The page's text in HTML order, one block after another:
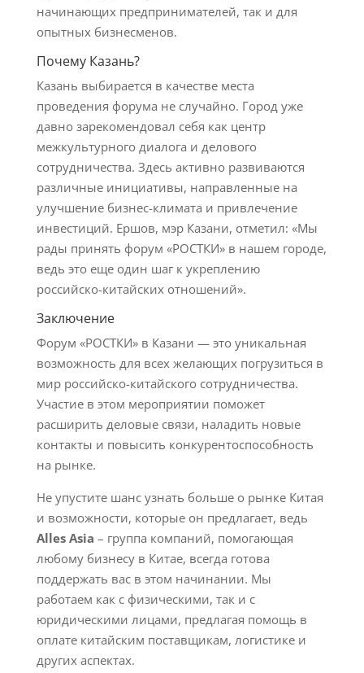
начинающих предпринимателей, так и для
опытных бизнесменов.
Почему Казань?
Казань выбирается в качестве места
проведения форума не случайно. Город уже
давно зарекомендовал себя как центр
межкультурного диалога и делового
сотрудничества. Здесь активно развиваются
различные инициативы, направленные на
улучшение бизнес-климата и привлечение
инвестиций. Ершов, мэр Казани, отметил: «Мы
рады принять форум «РОСТКИ» в нашем городе,
ведь это еще один шаг к укреплению
российско-китайских отношений».
Заключение
Форум «РОСТКИ» в Казани — это уникальная
возможность для всех желающих погрузиться в
мир российско-китайского сотрудничества.
Участие в этом мероприятии поможет
расширить деловые связи, наладить новые
контакты и повысить конкурентоспособность
на рынке.
Не упустите шанс узнать больше о рынке Китая
и возможности, которые он предлагает, ведь
Alles Asia – группа компаний, помогающая
любому бизнесу в Китае, всегда готова
поддержать вас в этом начинании. Мы
работаем как с физическими, так и с
юридическими лицами, предлагая помощь в
оплате китайским поставщикам, логистике и
других аспектах.